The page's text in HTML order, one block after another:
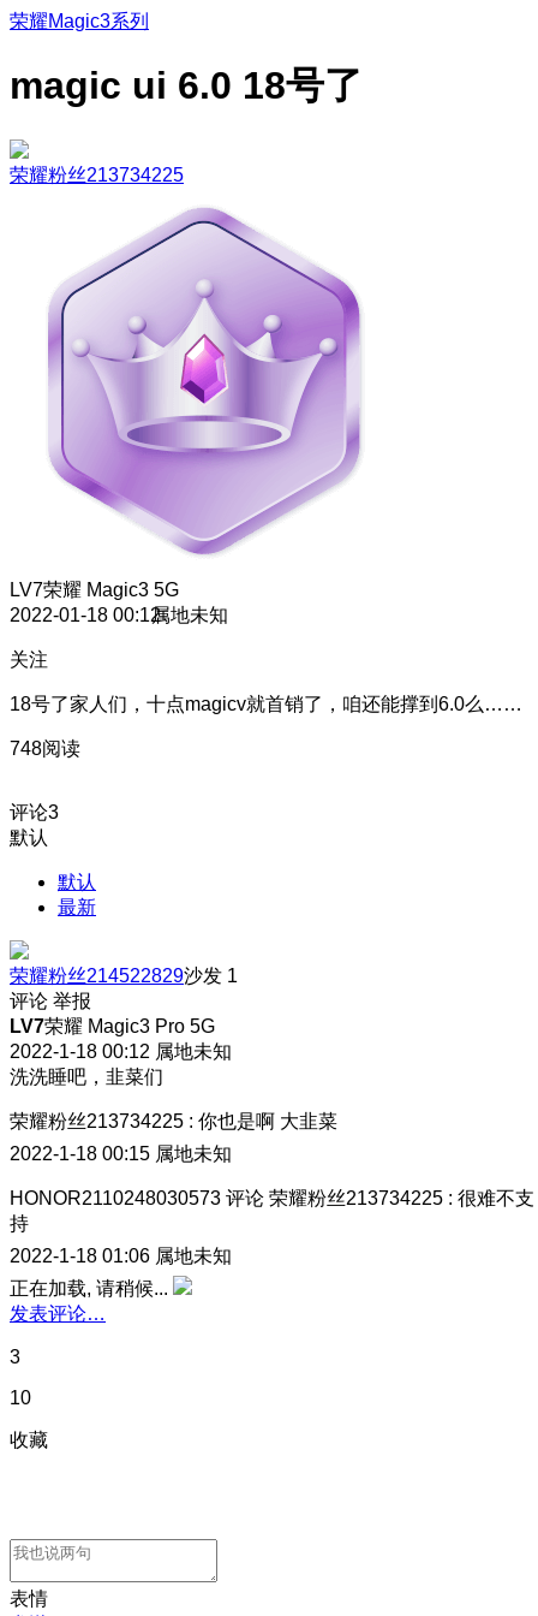
荣耀Magic3系列
magic ui 6.0 18号了
荣耀粉丝213734225
LV7荣耀 Magic3 5G
2022-01-18 00:12属地未知
关注
18号了家人们，十点magicv就首销了，咱还能撑到6.0么……
748阅读
评论3
默认
默认
最新
荣耀粉丝214522829沙发 1
评论 举报
LV7荣耀 Magic3 Pro 5G
2022-1-18 00:12 属地未知
洗洗睡吧，韭菜们
荣耀粉丝213734225 : 你也是啊 大韭菜
2022-1-18 00:15 属地未知
HONOR2110248030573 评论 荣耀粉丝213734225 : 很难不支
持
2022-1-18 01:06 属地未知
正在加载, 请稍候...
发表评论…
3
10
收藏
表情